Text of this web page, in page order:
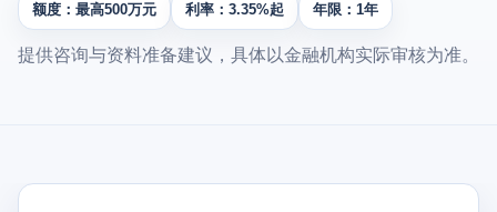
额度：最高500万元 利率：3.35%起 年限：1年
提供咨询与资料准备建议，具体以金融机构实际审核为准。